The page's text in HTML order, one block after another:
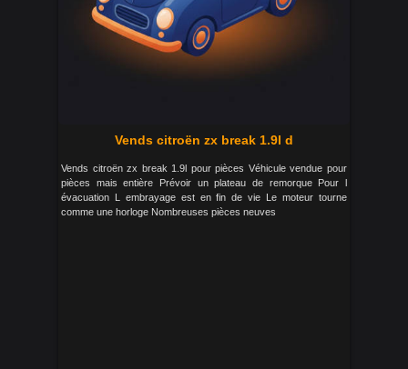
Vends citroën zx break 1.9l d
Vends citroën zx break 1.9l pour pièces Véhicule vendue pour
pièces mais entière Prévoir un plateau de remorque Pour l
évacuation L embrayage est en fin de vie Le moteur tourne
comme une horloge Nombreuses pièces neuves